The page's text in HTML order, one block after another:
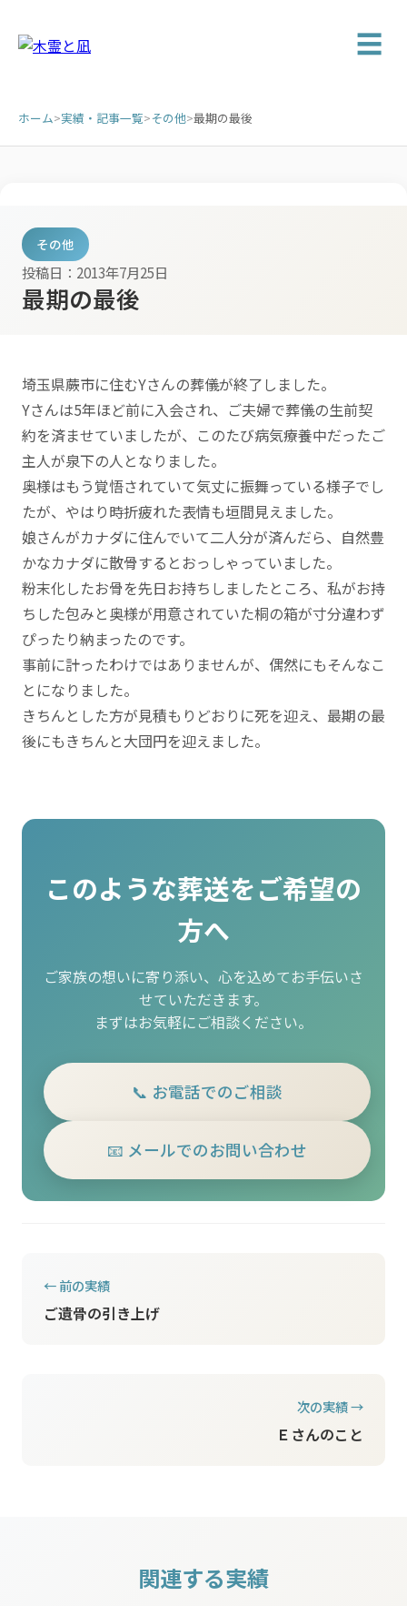
☰
ホーム>実績・記事一覧>その他>最期の最後
その他
投稿日：2013年7月25日
最期の最後
埼玉県蕨市に住むYさんの葬儀が終了しました。
Yさんは5年ほど前に入会され、ご夫婦で葬儀の生前契
約を済ませていましたが、このたび病気療養中だったご
主人が泉下の人となりました。
奥様はもう覚悟されていて気丈に振舞っている様子でし
たが、やはり時折疲れた表情も垣間見えました。
娘さんがカナダに住んでいて二人分が済んだら、自然豊
かなカナダに散骨するとおっしゃっていました。
粉末化したお骨を先日お持ちしましたところ、私がお持
ちした包みと奥様が用意されていた桐の箱が寸分違わず
ぴったり納まったのです。
事前に計ったわけではありませんが、偶然にもそんなこ
とになりました。
きちんとした方が見積もりどおりに死を迎え、最期の最
後にもきちんと大団円を迎えました。
このような葬送をご希望の
方へ
ご家族の想いに寄り添い、心を込めてお手伝いさ
せていただきます。
まずはお気軽にご相談ください。
📞 お電話でのご相談
📧 メールでのお問い合わせ
← 前の実績
ご遺骨の引き上げ
次の実績 →
Ｅさんのこと
関連する実績